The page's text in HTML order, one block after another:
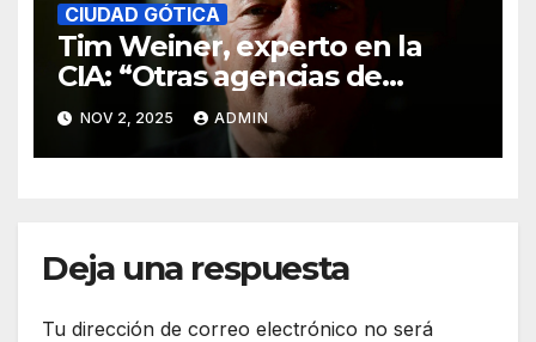
CIUDAD GÓTICA
Tim Weiner, experto en la
CIA: “Otras agencias de
inteligencia ya no colaboran
con EE. UU. por los chiflados
que metió Trump”.
NOV 2, 2025 ADMIN
Deja una respuesta
Tu dirección de correo electrónico no será